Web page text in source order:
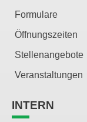
Formulare
Öffnungszeiten
Stellenangebote
Veranstaltungen
INTERN